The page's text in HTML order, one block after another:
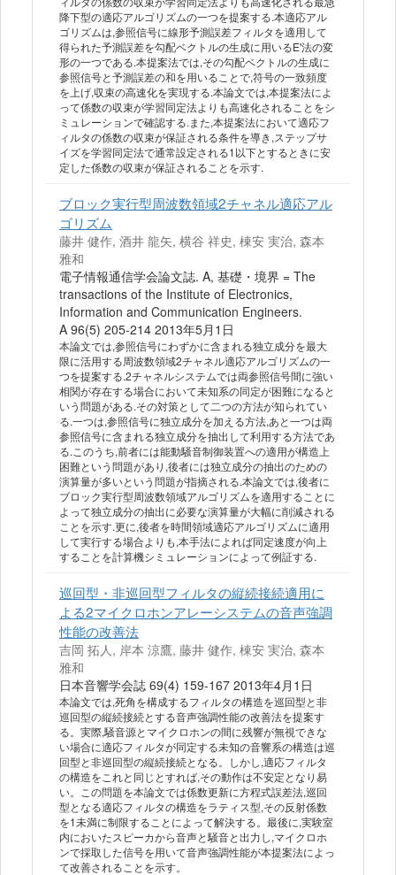
降下型の適応アルゴリズムの一つを提案する.本適応アル
ゴリズムは,参照信号に線形予測誤差フィルタを適用して
得られた予測誤差を勾配ベクトルの生成に用いるE'法の変
形の一つである.本提案法では,その勾配ベクトルの生成に
参照信号と予測誤差の和を用いることで,符号の一致頻度
を上げ,収束の高速化を実現する.本論文では,本提案法によ
って係数の収束が学習同定法よりも高速化されることをシ
ミュレーションで確認する.また,本提案法において適応フ
ィルタの係数の収束が保証される条件を導き,ステップサ
イズを学習同定法で通常設定される1以下とするときに安
定した係数の収束が保証されることを示す.
ブロック実行型周波数領域2チャネル適応アル
ゴリズム
藤井 健作, 酒井 龍矢, 横谷 祥史, 棟安 実治, 森本
雅和
電子情報通信学会論文誌. A, 基礎・境界 = The
transactions of the Institute of Electronics,
Information and Communication Engineers.
A 96(5) 205-214 2013年5月1日
本論文では,参照信号にわずかに含まれる独立成分を最大
限に活用する周波数領域2チャネル適応アルゴリズムの一
つを提案する.2チャネルシステムでは両参照信号間に強い
相関が存在する場合において未知系の同定が困難になると
いう問題がある.その対策として二つの方法が知られてい
る.一つは,参照信号に独立成分を加える方法,あと一つは両
参照信号に含まれる独立成分を抽出して利用する方法であ
る.このうち,前者には能動騒音制御装置への適用が構造上
困難という問題があり,後者には独立成分の抽出のための
演算量が多いという問題が指摘される.本論文では,後者に
ブロック実行型周波数領域アルゴリズムを適用することに
よって独立成分の抽出に必要な演算量が大幅に削減される
ことを示す.更に,後者を時間領域適応アルゴリズムに適用
して実行する場合よりも,本手法によれば同定速度が向上
することを計算機シミュレーションによって例証する.
巡回型・非巡回型フィルタの縦続接続適用に
よる2マイクロホンアレーシステムの音声強調
性能の改善法
吉岡 拓人, 岸本 涼鷹, 藤井 健作, 棟安 実治, 森本
雅和
日本音響学会誌 69(4) 159-167 2013年4月1日
本論文では,死角を構成するフィルタの構造を巡回型と非
巡回型の縦続接続とする音声強調性能の改善法を提案す
る。実際,騒音源とマイクロホンの間に残響が無視できな
い場合に適応フィルタが同定する未知の音響系の構造は巡
回型と非巡回型の縦続接続となる。しかし,適応フィルタ
の構造をこれと同じとすれば,その動作は不安定となり易
い。この問題を本論文では係数更新に方程式誤差法,巡回
型となる適応フィルタの構造をラティス型,その反射係数
を1未満に制限することによって解決する。最後に,実験室
内においたスピーカから音声と騒音と出力し,マイクロホ
ンで採取した信号を用いて音声強調性能が本提案法によっ
て改善されることを示す。